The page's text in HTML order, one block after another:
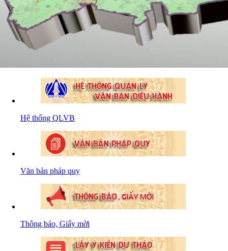
Hệ thống QLVB
Văn bản pháp quy
Thông báo, Giấy mời